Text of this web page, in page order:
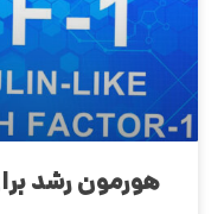
هورمون رشد